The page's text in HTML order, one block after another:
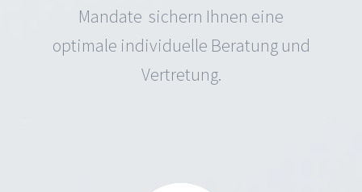
Mandate sichern Ihnen eine
optimale individuelle Beratung und
Vertretung.